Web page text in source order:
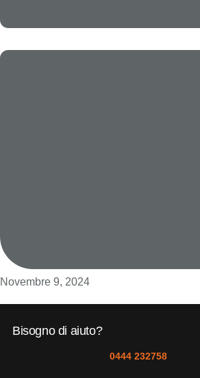
Novembre 9, 2024
Bisogno di aiuto?
0444 232758